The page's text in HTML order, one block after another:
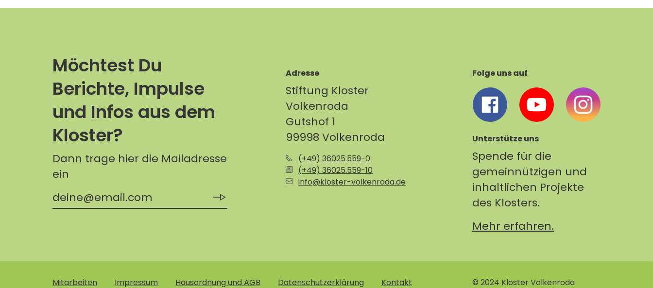
Möchtest Du
Berichte, Impulse
und Infos aus dem
Kloster?
Dann trage hier die Mailadresse
ein
Adresse
Stiftung Kloster
Volkenroda
Gutshof 1
99998 Volkenroda
(+49) 36025.559-0
(+49) 36025.559-10
info@kloster-volkenroda.de
Folge uns auf
Unterstütze uns
Spende für die
gemeinnützigen und
inhaltlichen Projekte
des Klosters.
Mehr erfahren.
Mitarbeiten Impressum Hausordnung und AGB Datenschutzerklärung Kontakt © 2024 Kloster Volkenroda